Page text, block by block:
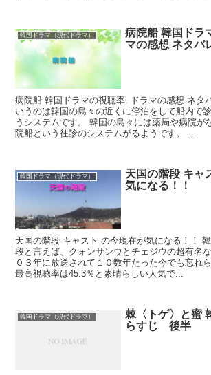
韓国ドラマ（現代ドラマ）
病院船 韓国ドラ
マの感想 ネタバ
病院船 韓国ドラマの視聴率. ドラマの感想 ネタ
いうのは韓国の島々の近くに停泊をして船内で
うシステムです。 韓国の島々には薬局や病院が
院船という往診のシステムがるようです。 ...
韓国ドラマ（現代ドラマ）
天国の階段 キャ
気になる！！
天国の階段 キャスト の今現在が気になる！！
段と言えば、クォンサンウとチェジウの超有名
０３年に放送されて１０数年たった今でも忘れ
最高視聴率は45.3％と素晴らしい人気で...
韓国ドラマ（現代ドラマ）
棘〈トゲ〉と蜜
らすじ 後半